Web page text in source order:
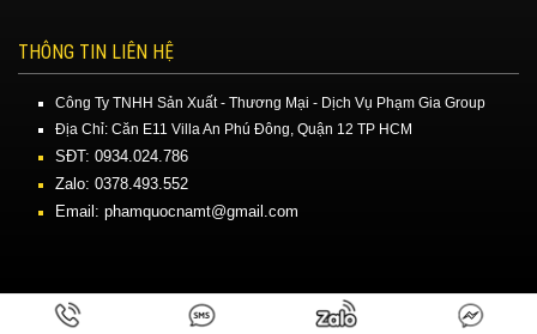
THÔNG TIN LIÊN HỆ
Công Ty TNHH Sản Xuất - Thương Mại - Dịch Vụ Phạm Gia Group
Địa Chỉ: Căn E11 Villa An Phú Đông, Quận 12 TP HCM
SĐT: 0934.024.786
Zalo: 0378.493.552
Email: phamquocnamt@gmail.com
Công Ty TNHH Truyền Thông Sự Kiện Phạm Gia Media